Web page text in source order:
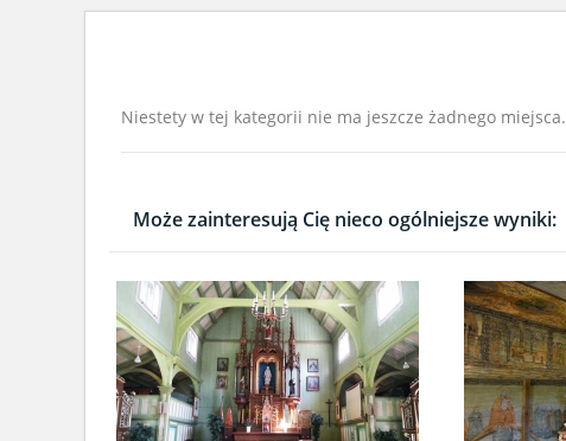
Niestety w tej kategorii nie ma jeszcze żadnego miejsca.
Może zainteresują Cię nieco ogólniejsze wyniki: